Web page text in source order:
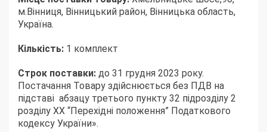
м.Вінниця, Вінницький район, Вінницька область,
Україна.
Кількість: 1 комплект
Строк поставки: до 31 грудня 2023 року.
Постачання Товару здійснюється без ПДВ на
підставі абзацу третього пункту 32 підрозділу 2
розділу XX “Перехідні положення” Податкового
кодексу України».